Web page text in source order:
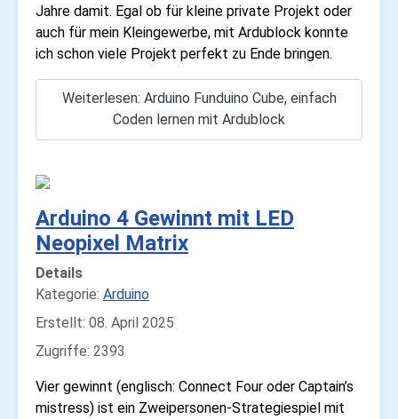
Jahre damit. Egal ob für kleine private Projekt oder
auch für mein Kleingewerbe, mit Ardublock konnte
ich schon viele Projekt perfekt zu Ende bringen.
Weiterlesen: Arduino Funduino Cube, einfach
Coden lernen mit Ardublock
Arduino 4 Gewinnt mit LED
Neopixel Matrix
Details
Kategorie: Arduino
Erstellt: 08. April 2025
Zugriffe: 2393
Vier gewinnt (englisch: Connect Four oder Captain’s
mistress) ist ein Zweipersonen-Strategiespiel mit